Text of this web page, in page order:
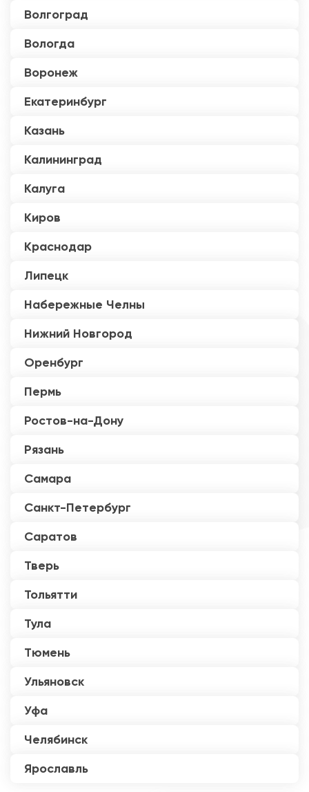
Волгоград
Вологда
Воронеж
Екатеринбург
Казань
Калининград
Калуга
Киров
Краснодар
Липецк
Набережные Челны
Нижний Новгород
Оренбург
Пермь
Ростов-на-Дону
Рязань
Самара
Санкт-Петербург
Саратов
Тверь
Тольятти
Тула
Тюмень
Ульяновск
Уфа
Челябинск
Ярославль